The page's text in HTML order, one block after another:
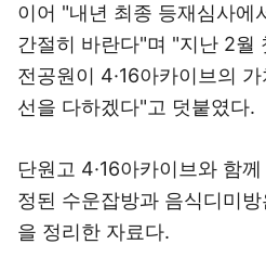
이어 "내년 최종 등재심사에
간절히 바란다"며 "지난 2월
전공원이 4·16아카이브의
선을 다하겠다"고 덧붙였다.
단원고 4·16아카이브와 함
정된 수운잡방과 음식디미
을 정리한 자료다.